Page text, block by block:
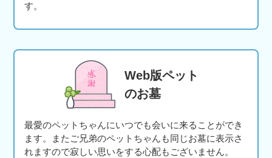
す。
Web版ペット
のお墓
最愛のペットちゃんにいつでも会いに来ることができ
ます。またご兄弟のペットちゃんも同じお墓に表示さ
れますので寂しい思いをする心配もございません。